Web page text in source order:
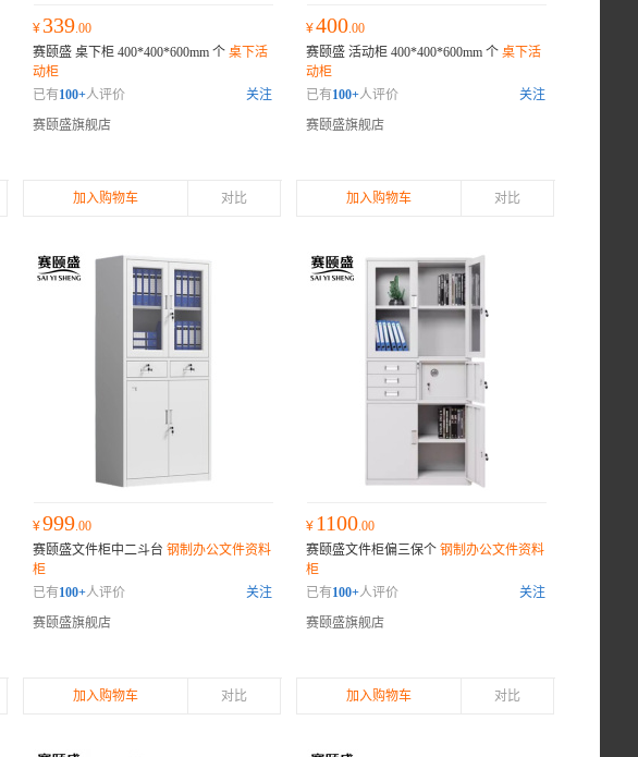
¥ 339.00
赛颐盛 桌下柜 400*400*600mm 个 桌下活
动柜
已有100+人评价
关注
赛颐盛旗舰店
加入购物车 对比
¥400.00
赛颐盛 活动柜 400*400*600mm 个 桌下活
动柜
已有100+人评价
关注
赛颐盛旗舰店
加入购物车 对比
¥999.00
赛颐盛文件柜中二斗台 钢制办公文件资料
柜
已有100+人评价
关注
赛颐盛旗舰店
加入购物车 对比
¥ 1100.00
赛颐盛文件柜偏三保个 钢制办公文件资料
柜
已有100+人评价
关注
赛颐盛旗舰店
加入购物车 对比